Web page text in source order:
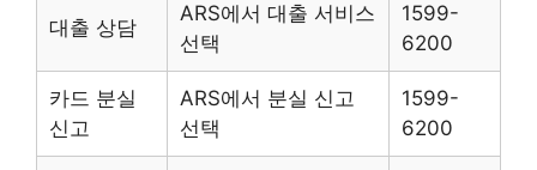
대출 상담
ARS에서 대출 서비스
선택
1599-
6200
카드 분실
신고
ARS에서 분실 신고
선택
1599-
6200